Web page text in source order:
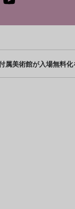
属美術館が入場無料